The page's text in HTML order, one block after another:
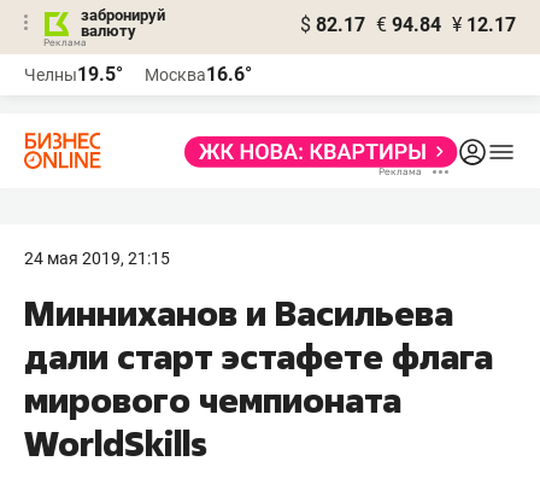
забронируй
валюту
$ 82.17 € 94.84 ¥ 12.17
Челны19.5° Москва16.6°
24 мая 2019, 21:15
Минниханов и Васильева
дали старт эстафете флага
мирового чемпионата
WorldSkills